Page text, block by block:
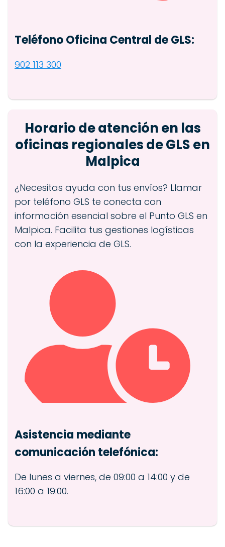
Teléfono Oficina Central de GLS:
902 113 300
Horario de atención en las
oficinas regionales de GLS en
Malpica
¿Necesitas ayuda con tus envíos? Llamar
por teléfono GLS te conecta con
información esencial sobre el Punto GLS en
Malpica. Facilita tus gestiones logísticas
con la experiencia de GLS.
Asistencia mediante
comunicación telefónica:
De lunes a viernes, de 09:00 a 14:00 y de
16:00 a 19:00.